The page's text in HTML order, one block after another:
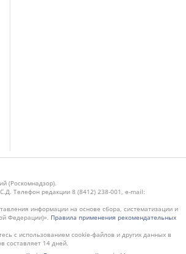
(Роскомнадзор).
Телефон редакции 8 (8412) 238-001, e-mail:
информации на основе сбора, систематизации и
Федерации)». Правила применения рекомендательных
с использованием cookie-файлов и других данных в
составляет 14 дней.